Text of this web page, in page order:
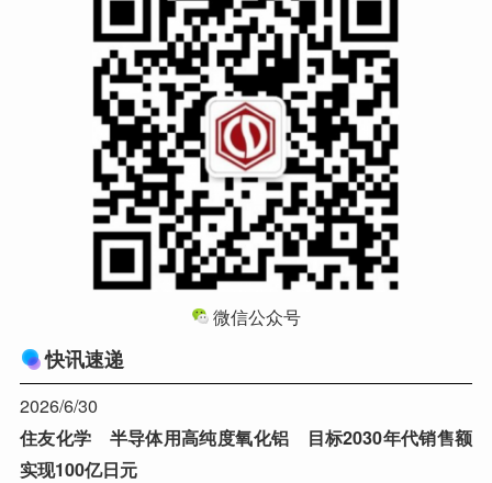
微信公众号
快讯速递
2026/6/30
住友化学 半导体用高纯度氧化铝 目标2030年代销售额
实现100亿日元